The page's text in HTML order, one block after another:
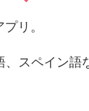
リ。
、スペイン語